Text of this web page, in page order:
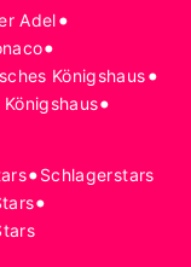
Adel•
•
Königshaus•
•
•Schlagerstars
•